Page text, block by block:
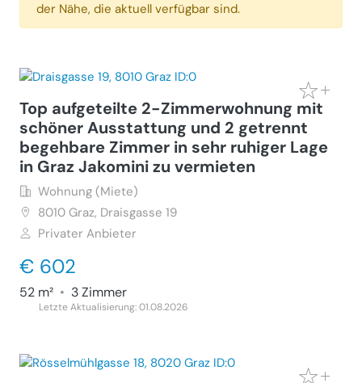
der Nähe, die aktuell verfügbar sind.
Top aufgeteilte 2-Zimmerwohnung mit
schöner Ausstattung und 2 getrennt
begehbare Zimmer in sehr ruhiger Lage
in Graz Jakomini zu vermieten
Wohnung (Miete)
8010 Graz, Draisgasse 19
Privater Anbieter
€ 602
52 m² • 3 Zimmer
Letzte Aktualisierung: 01.08.2026